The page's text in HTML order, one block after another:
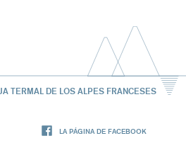
TERMAL DE LOS ALPES FRANCESES
LA PÁGINA DE FACEBOOK